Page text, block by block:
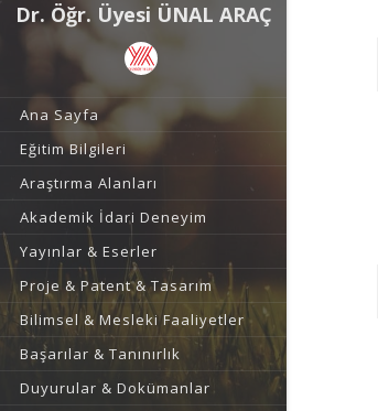
Dr. Öğr. Üyesi ÜNAL ARAÇ
Ana Sayfa
Eğitim Bilgileri
Araştırma Alanları
Akademik İdari Deneyim
Yayınlar & Eserler
Proje & Patent & Tasarım
Bilimsel & Mesleki Faaliyetler
Başarılar & Tanınırlık
Duyurular & Dokümanlar